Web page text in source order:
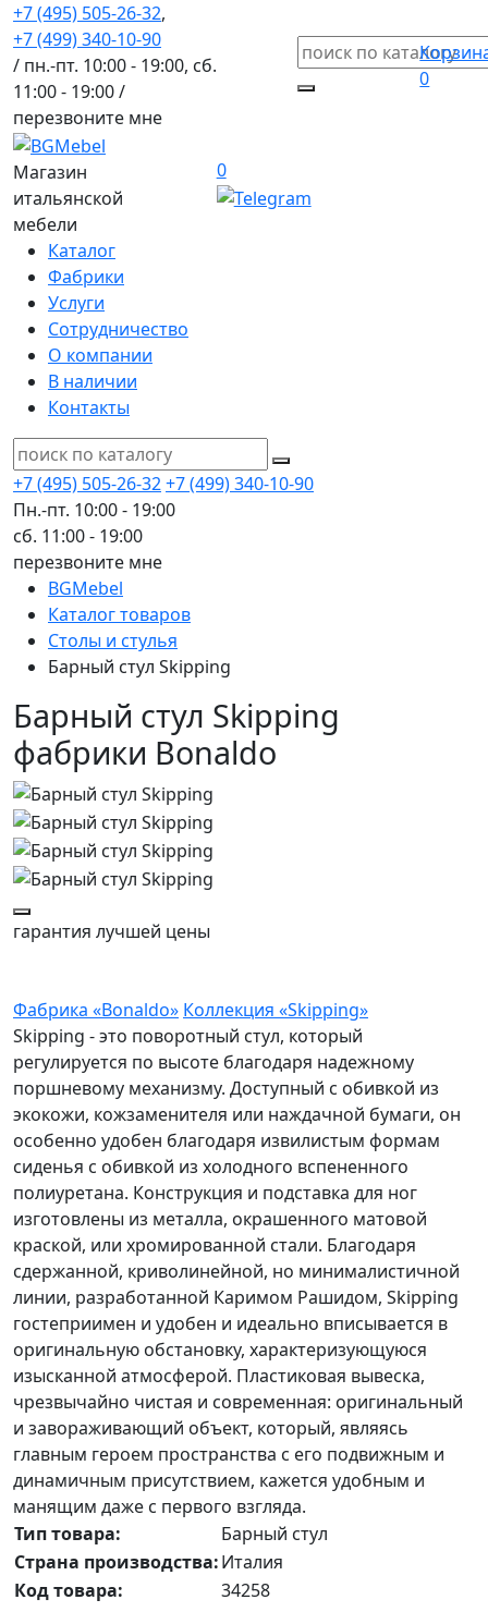
+7 (495) 505-26-32,
+7 (499) 340-10-90
/ пн.-пт. 10:00 - 19:00, сб.
11:00 - 19:00 /
перезвоните мне
0
Магазин
итальянской
мебели
0
Каталог
Фабрики
Услуги
Сотрудничество
О компании
В наличии
Контакты
+7 (495) 505-26-32+7 (499) 340-10-90
Пн.-пт. 10:00 - 19:00
сб. 11:00 - 19:00
перезвоните мне
BGMebel
Каталог товаров
Столы и стулья
Барный стул Skipping
Барный стул Skipping
фабрики Bonaldo
гарантия лучшей цены
Фабрика «Bonaldo» Коллекция «Skipping»
Skipping - это поворотный стул, который
регулируется по высоте благодаря надежному
поршневому механизму. Доступный с обивкой из
экокожи, кожзаменителя или наждачной бумаги, он
особенно удобен благодаря извилистым формам
сиденья с обивкой из холодного вспененного
полиуретана. Конструкция и подставка для ног
изготовлены из металла, окрашенного матовой
краской, или хромированной стали. Благодаря
сдержанной, криволинейной, но минималистичной
линии, разработанной Каримом Рашидом, Skipping
гостеприимен и удобен и идеально вписывается в
оригинальную обстановку, характеризующуюся
изысканной атмосферой. Пластиковая вывеска,
чрезвычайно чистая и современная: оригинальный
и завораживающий объект, который, являясь
главным героем пространства с его подвижным и
динамичным присутствием, кажется удобным и
манящим даже с первого взгляда.
Тип товара:
Барный стул
Страна производства:Италия
Код товара:
34258